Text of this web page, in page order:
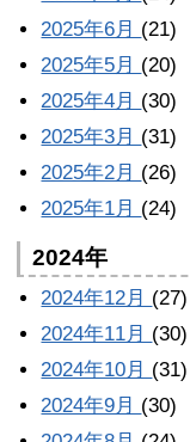
2025年6月 (21)
2025年5月 (20)
2025年4月 (30)
2025年3月 (31)
2025年2月 (26)
2025年1月 (24)
2024年
2024年12月 (27)
2024年11月 (30)
2024年10月 (31)
2024年9月 (30)